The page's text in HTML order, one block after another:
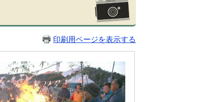
印刷用ページを表示する